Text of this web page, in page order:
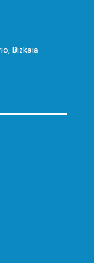
Bizkaia